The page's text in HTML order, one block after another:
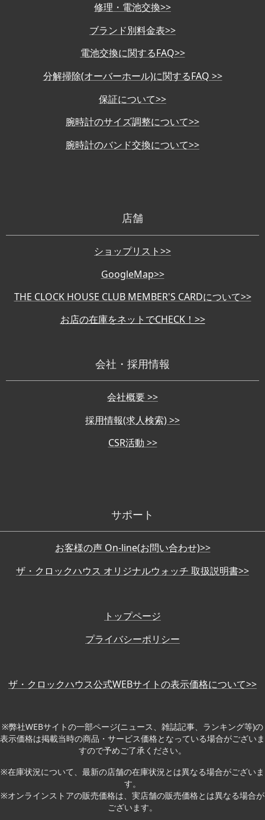
修理・電池交換>>
ブランド別料金表>>
電池交換に関するFAQ>>
分解掃除(オーバーホール)に関するFAQ >>
保証について>>
腕時計のサイズ調整について>>
腕時計のバンド交換について>>
店舗
ショップリスト>>
GoogleMap>>
THE CLOCK HOUSE CLUB MEMBER'S CARDについて>>
お店の在庫をネットでCHECK！>>
会社・採用情報
会社概要 >>
採用情報(求人検索) >>
CSR活動 >>
サポート
お客様の声 On-line(お問い合わせ)>>
ザ・クロックハウス オリジナルウォッチ 取扱説明書>>
トップページ
プライバシーポリシー
ザ・クロックハウス公式WEBサイトの表示価格について>>
※弊社WEBサイトの一部ページ(ニュース、雑誌記事、ランキング等)の
表示価格は掲載当時の商品・サービス価格となっている場合がございま
すので予めご了承ください。
※在庫状況について、最新の店舗の在庫状況とは異なる場合がございま
す。
※オンラインストアの販売価格は、実店舗の販売価格とは異なる場合が
ございます。